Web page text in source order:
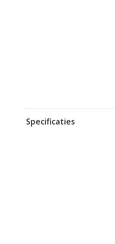
Specificaties